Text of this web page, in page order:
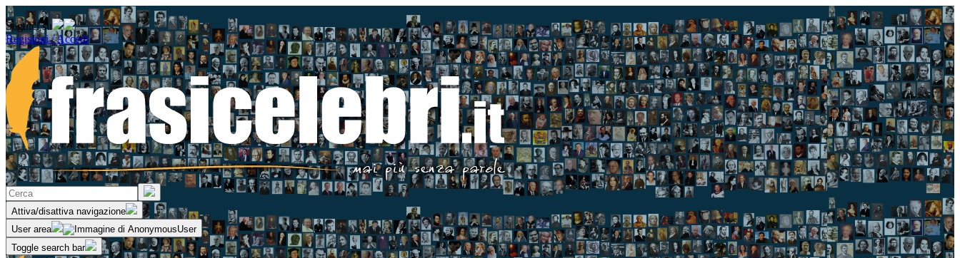
Seguici su
Registrati / Accedi
Attiva/disattiva navigazione
User area
Toggle search bar